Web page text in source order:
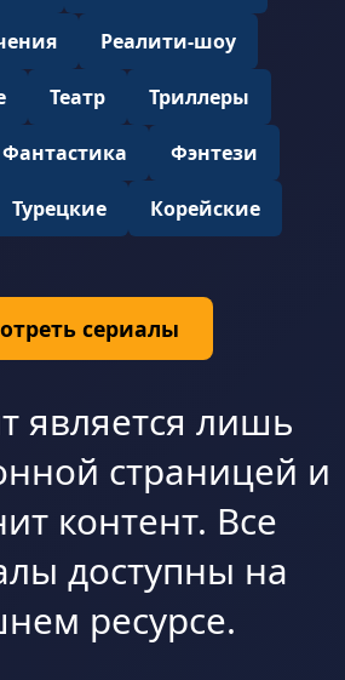
Реалити-шоу
Театр Триллеры
Фантастика Фэнтези
Турецкие Корейские
сериалы
является лишь
страницей и
контент. Все
доступны на
ресурсе.